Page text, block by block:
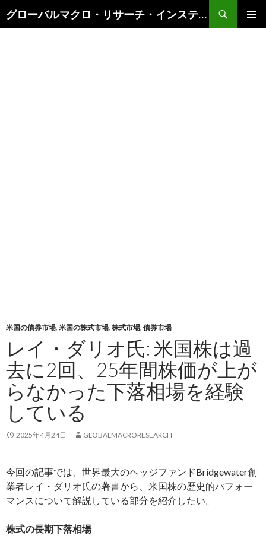
グローバルマクロ・リサーチ・インスティテュート
索
米国の債券市場, 米国の株式市場, 株式市場, 債券市場
レイ・ダリオ氏: 米国株は過
去に2回、25年間株価が上が
らなかった下落相場を経験
している
2025年4月24日 GLOBALMACRORESEARCH
今回の記事では、世界最大のヘッジファンドBridgewater創
業者レイ・ダリオ氏の著書から、米国株の歴史的パフォー
マンスについて解説している部分を紹介したい。
株式の長期下落相場